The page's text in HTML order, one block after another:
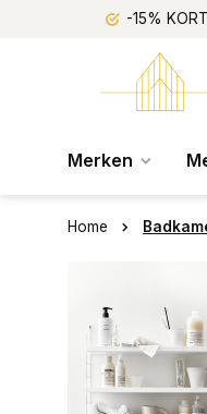
-15%
Merken
Home